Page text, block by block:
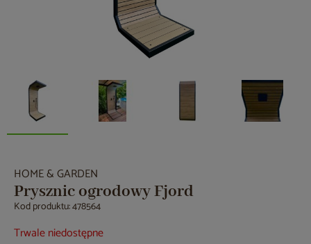
HOME & GARDEN
Prysznic ogrodowy Fjord
Kod produktu: 478564
Trwale niedostępne